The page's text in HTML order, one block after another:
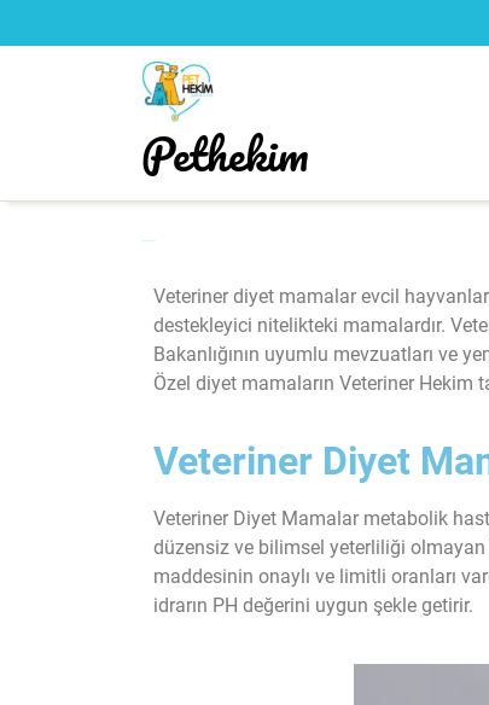
Pethekim
Veteriner diyet mamalar evcil
destekleyici nitelikteki mamalardır.
Bakanlığının uyumlu mevzuatları ve
Özel diyet mamaların Veteriner Hekim
Veteriner Diyet
Veteriner Diyet Mamalar metabolik
düzensiz ve bilimsel yeterliliği
maddesinin onaylı ve limitli oranları
idrarın PH değerini uygun şekle getirir.